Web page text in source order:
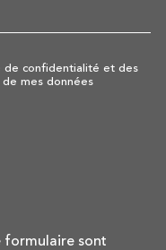
de confidentialité et des
mes données
formulaire sont